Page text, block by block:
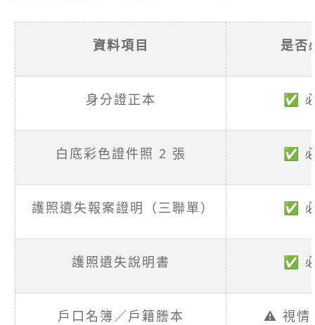
資料項目 是否
身分證正本 ✅
白底彩色證件照 2 張 ✅
護照遺失報案證明（三聯單） ✅
護照遺失說明書 ✅
戶口名簿／戶籍謄本 ⚠️ 視情